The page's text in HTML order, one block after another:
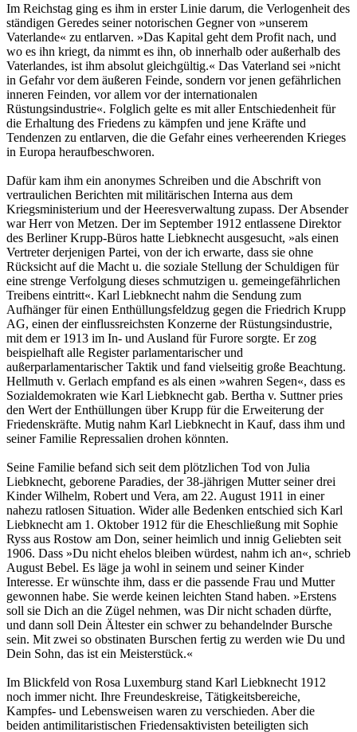
Im Reichstag ging es ihm in erster Linie darum, die Verlogenheit des
ständigen Geredes seiner notorischen Gegner von »unserem
Vaterlande« zu entlarven. »Das Kapital geht dem Profit nach, und
wo es ihn kriegt, da nimmt es ihn, ob innerhalb oder außerhalb des
Vaterlandes, ist ihm absolut gleichgültig.« Das Vaterland sei »nicht
in Gefahr vor dem äußeren Feinde, sondern vor jenen gefährlichen
inneren Feinden, vor allem vor der internationalen
Rüstungsindustrie«. Folglich gelte es mit aller Entschiedenheit für
die Erhaltung des Friedens zu kämpfen und jene Kräfte und
Tendenzen zu entlarven, die die Gefahr eines verheerenden Krieges
in Europa heraufbeschworen.
Dafür kam ihm ein anonymes Schreiben und die Abschrift von
vertraulichen Berichten mit militärischen Interna aus dem
Kriegsministerium und der Heeresverwaltung zupass. Der Absender
war Herr von Metzen. Der im September 1912 entlassene Direktor
des Berliner Krupp-Büros hatte Liebknecht ausgesucht, »als einen
Vertreter derjenigen Partei, von der ich erwarte, dass sie ohne
Rücksicht auf die Macht u. die soziale Stellung der Schuldigen für
eine strenge Verfolgung dieses schmutzigen u. gemeingefährlichen
Treibens eintritt«. Karl Liebknecht nahm die Sendung zum
Aufhänger für einen Enthüllungsfeldzug gegen die Friedrich Krupp
AG, einen der einflussreichsten Konzerne der Rüstungsindustrie,
mit dem er 1913 im In- und Ausland für Furore sorgte. Er zog
beispielhaft alle Register parlamentarischer und
außerparlamentarischer Taktik und fand vielseitig große Beachtung.
Hellmuth v. Gerlach empfand es als einen »wahren Segen«, dass es
Sozialdemokraten wie Karl Liebknecht gab. Bertha v. Suttner pries
den Wert der Enthüllungen über Krupp für die Erweiterung der
Friedenskräfte. Mutig nahm Karl Liebknecht in Kauf, dass ihm und
seiner Familie Repressalien drohen könnten.
Seine Familie befand sich seit dem plötzlichen Tod von Julia
Liebknecht, geborene Paradies, der 38-jährigen Mutter seiner drei
Kinder Wilhelm, Robert und Vera, am 22. August 1911 in einer
nahezu ratlosen Situation. Wider alle Bedenken entschied sich Karl
Liebknecht am 1. Oktober 1912 für die Eheschließung mit Sophie
Ryss aus Rostow am Don, seiner heimlich und innig Geliebten seit
1906. Dass »Du nicht ehelos bleiben würdest, nahm ich an«, schrieb
August Bebel. Es läge ja wohl in seinem und seiner Kinder
Interesse. Er wünschte ihm, dass er die passende Frau und Mutter
gewonnen habe. Sie werde keinen leichten Stand haben. »Erstens
soll sie Dich an die Zügel nehmen, was Dir nicht schaden dürfte,
und dann soll Dein Ältester ein schwer zu behandelnder Bursche
sein. Mit zwei so obstinaten Burschen fertig zu werden wie Du und
Dein Sohn, das ist ein Meisterstück.«
Im Blickfeld von Rosa Luxemburg stand Karl Liebknecht 1912
noch immer nicht. Ihre Freundeskreise, Tätigkeitsbereiche,
Kampfes- und Lebensweisen waren zu verschieden. Aber die
beiden antimilitaristischen Friedensaktivisten beteiligten sich